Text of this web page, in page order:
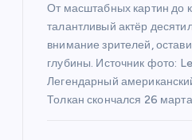
От масштабных картин до
талантливый актёр
внимание зрителей,
глубины. Источник фото:
Легендарный
Толкан скончался 26